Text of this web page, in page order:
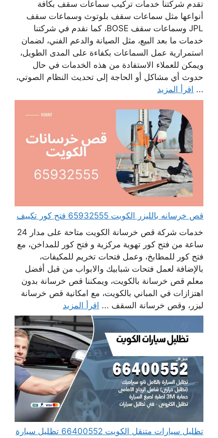
تقدم شركتنا خدمات تركيب سماعات سقف بكافة
أنواعها مثل سماعات سقف بلوتوث وسماعات سقف
JPL وسماعات سقف BOSE، كما نقدم في شركتنا
خدمات ما بعد البيع، مثل الصيانة والدعم الفني، لضمان
استمرارية عمل السماعات بكفاءة على المدى الطويل،
ويمكن للعملاء الاستفادة من هذه الخدمات في حال
حدوث أي مشاكل أو الحاجة إلى تحديث النظام الصوتي،
... اقرأ المزيد
قص خرسانه بالليزر الكويت 65932555 فتح كور تكييف
خدمات شركة قص خرسانة الكويت متاحة على مدار 24
ساعة من فتح كور تهوية مركزية و فتح كور للمداخن، مع
فتح كور للمطابخ، وعمل فتحات تخريم للمكيفات،
بالإضافة لعمل فتحات شبابيك والابواب من قبل أفضل
معلم قص خرسانة بالكويت، ويمكننا قص خرسانة بدون
اهتزازات في المباني بالكويت، مع امكانية قص خرسانة
ليزر، وقص خرسانة السقف ... اقرأ المزيد
تظليل سيارات متنقل الكويت 66400552 تظليل سيارة